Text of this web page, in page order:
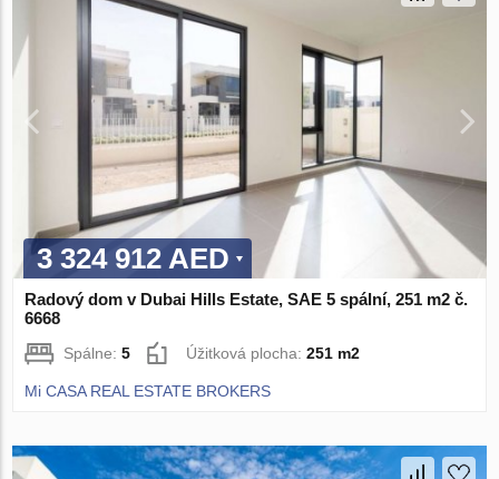
3 324 912 AED
Radový dom v Dubai Hills Estate, SAE 5 spální, 251 m2 č.
6668
Spálne:5 Úžitková plocha:251 m2
Mi CASA REAL ESTATE BROKERS